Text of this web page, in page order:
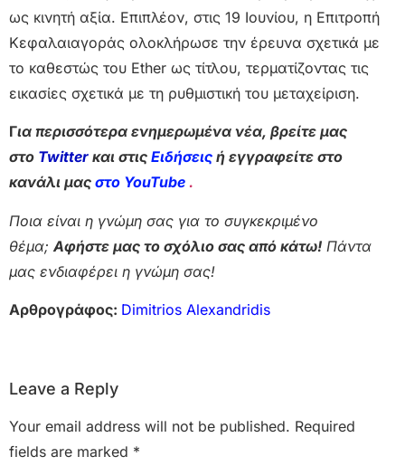
ως κινητή αξία. Επιπλέον, στις 19 Ιουνίου, η Επιτροπή
Κεφαλαιαγοράς ολοκλήρωσε την έρευνα σχετικά με
το καθεστώς του Ether ως τίτλου, τερματίζοντας τις
εικασίες σχετικά με τη ρυθμιστική του μεταχείριση.
Για περισσότερα ενημερωμένα νέα, βρείτε μας
στο Twitter και στις Ειδήσεις ή εγγραφείτε στο
κανάλι μας στο YouTube .
Ποια είναι η γνώμη σας για το συγκεκριμένο
θέμα; Αφήστε μας το σχόλιο σας από κάτω! Πάντα
μας ενδιαφέρει η γνώμη σας!
Αρθρογράφος: Dimitrios Alexandridis
Leave a Reply
Your email address will not be published. Required
fields are marked *